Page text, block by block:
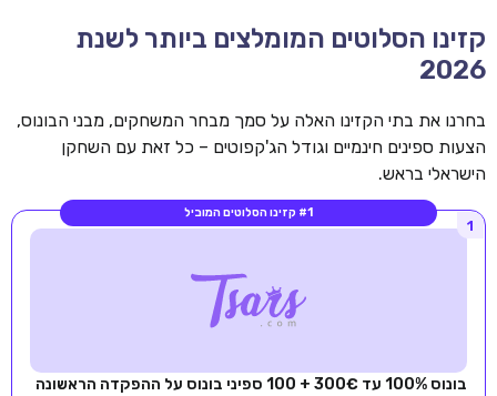
קזינו הסלוטים המומלצים ביותר לשנת
2026
בחרנו את בתי הקזינו האלה על סמך מבחר המשחקים, מבני הבונוס,
הצעות ספינים חינמיים וגודל הג'קפוטים – כל זאת עם השחקן
הישראלי בראש.
#1 קזינו הסלוטים המוביל
1
בונוס 100% עד 300€ + 100 ספיני בונוס על ההפקדה הראשונה